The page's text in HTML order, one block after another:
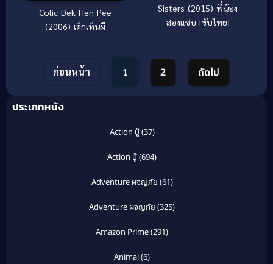
Colic Dek Hen Pee
(2006) เด็กเห็นผี
Sisters (2015) พี่น้อง
สองแซ่บ [ซับไทย]
ก่อนหน้า 1 2 ถัดไป
ประเภทหนัง
Action บู๊(37)
Action บู๊(694)
Adventure ผจญภัย (61)
Adventure ผจญภัย (325)
Amazon Prime(291)
Animal(6)